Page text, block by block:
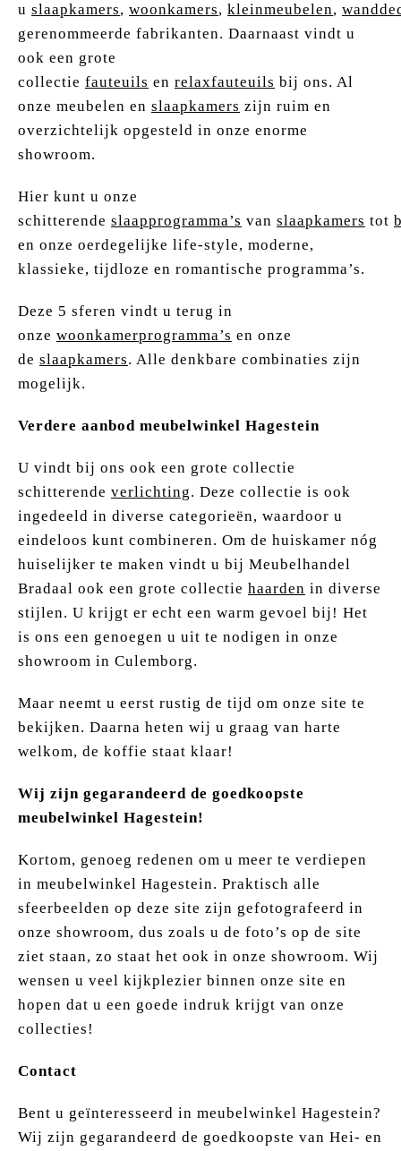
u slaapkamers, woonkamers, kleinmeubelen,
gerenommeerde fabrikanten. Daarnaast vindt u
ook een grote
collectie fauteuils en relaxfauteuils bij ons. Al
onze meubelen en slaapkamers zijn ruim en
overzichtelijk opgesteld in onze enorme
showroom.
Hier kunt u onze
schitterende slaapprogramma’s van slaapkamers tot
en onze oerdegelijke life-style, moderne,
klassieke, tijdloze en romantische programma’s.
Deze 5 sferen vindt u terug in
onze woonkamerprogramma’s en onze
de slaapkamers. Alle denkbare combinaties zijn
mogelijk.
Verdere aanbod meubelwinkel Hagestein
U vindt bij ons ook een grote collectie
schitterende verlichting. Deze collectie is ook
ingedeeld in diverse categorieën, waardoor u
eindeloos kunt combineren. Om de huiskamer nóg
huiselijker te maken vindt u bij Meubelhandel
Bradaal ook een grote collectie haarden in diverse
stijlen. U krijgt er echt een warm gevoel bij! Het
is ons een genoegen u uit te nodigen in onze
showroom in Culemborg.
Maar neemt u eerst rustig de tijd om onze site te
bekijken. Daarna heten wij u graag van harte
welkom, de koffie staat klaar!
Wij zijn gegarandeerd de goedkoopste
meubelwinkel Hagestein!
Kortom, genoeg redenen om u meer te verdiepen
in meubelwinkel Hagestein. Praktisch alle
sfeerbeelden op deze site zijn gefotografeerd in
onze showroom, dus zoals u de foto’s op de site
ziet staan, zo staat het ook in onze showroom. Wij
wensen u veel kijkplezier binnen onze site en
hopen dat u een goede indruk krijgt van onze
collecties!
Contact
Bent u geïnteresseerd in meubelwinkel Hagestein?
Wij zijn gegarandeerd de goedkoopste van Hei- en